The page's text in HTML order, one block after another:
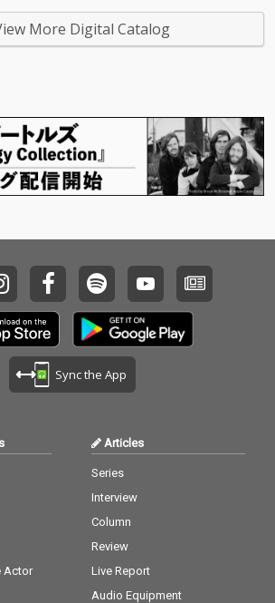
するな
クは国
イラス
像作家
担当し
ュンペイが参加するな
え、アートワークは国
内外で活躍するイラス
トレーター／映像作家
のRyu Okuboが担当し
ている。
More Digital Catalog
Sync the App
Actor
Articles
Series
Interview
Column
Review
Live Report
Audio Equipment